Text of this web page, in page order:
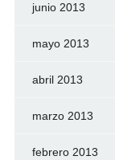
junio 2013
mayo 2013
abril 2013
marzo 2013
febrero 2013